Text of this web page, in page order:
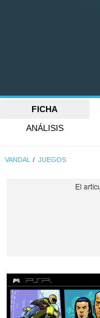
FICHA
ANÁLISIS
VANDAL JUEGOS